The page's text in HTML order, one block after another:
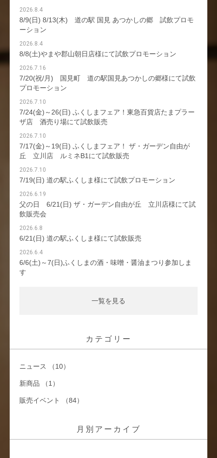
2026.8.4
8/9(日) 8/13(木) 道の駅 国見 あつかしの郷 試飲プロモ
ーション
2026.8.4
8/8(土)やまや郡山朝日店様にて試飲プロモーション
2026.7.16
7/20(祝/月) 国見町 道の駅国見あつかしの郷様にて試飲
プロモーション
2026.7.10
7/24(金)～26(日) ふくしまフェア！東急百貨店たまプラー
ザ店 酒売り場にて試飲販売
2026.7.10
7/17(金)～19(日) ふくしまフェア！ ザ・ガーデン自由が
丘 立川店 ルミネB1にて試飲販売
2026.7.10
7/19(日) 道の駅ふくしま様にて試飲プロモーション
2026.6.19
父の日 6/21(日) ザ・ガーデン自由が丘 立川店様にて試
飲販売会
2026.6.8
6/21(日) 道の駅ふくしま様にて試飲販売
2026.6.4
6/6(土)～7(日)ふくしまの酒・味噌・醤油まつり参加しま
す
一覧を見る
カテゴリー
ニュース （10）
新商品 （1）
販売イベント （84）
月別アーカイブ